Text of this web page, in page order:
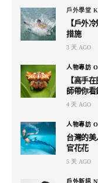
戶外學堂
【戶外
措施
3 天 AGO
人物專訪
【高手
師帶你
4 天 AGO
人物專訪
台灣的
官花花
5 天 AGO
戶外新訊